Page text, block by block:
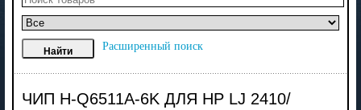
Расширенный поиск
ЧИП H-Q6511A-6K ДЛЯ HP LJ 2410/